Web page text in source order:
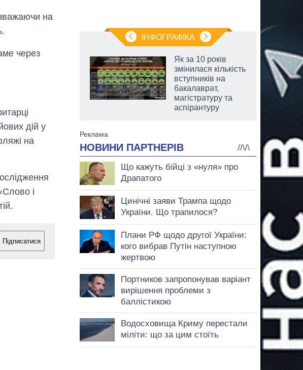
на
через
дій у
на
і
Підписатися
ІНФОГРАФІКА
зросли тарифи
Як за 10 років
змінилася кількість
вступників на
бакалаврат,
магістратуру та
аспірантуру